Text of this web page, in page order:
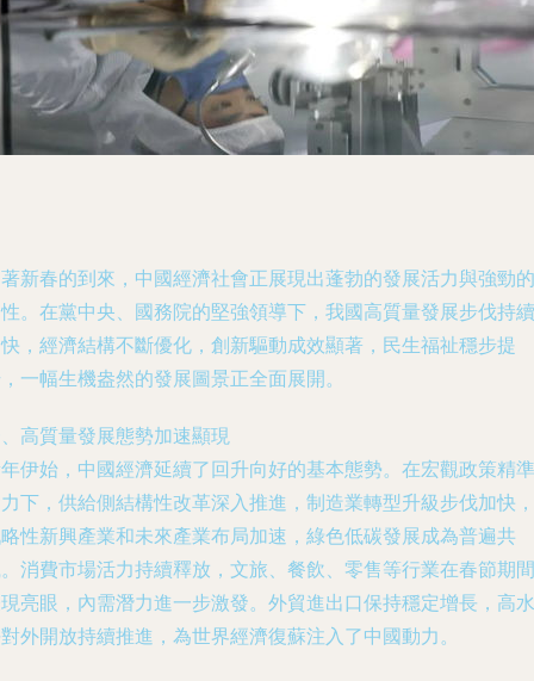
新春的到來，中國經濟社會正展現出蓬勃的發展活力與強勁的
。在黨中央、國務院的堅強領導下，我國高質量發展步伐持續
，經濟結構不斷優化，創新驅動成效顯著，民生福祉穩步提
一幅生機盎然的發展圖景正全面展開。
高質量發展態勢加速顯現
伊始，中國經濟延續了回升向好的基本態勢。在宏觀政策精準
下，供給側結構性改革深入推進，制造業轉型升級步伐加快，
性新興產業和未來產業布局加速，綠色低碳發展成為普遍共
消費市場活力持續釋放，文旅、餐飲、零售等行業在春節期間
亮眼，內需潛力進一步激發。外貿進出口保持穩定增長，高水
外開放持續推進，為世界經濟復蘇注入了中國動力。